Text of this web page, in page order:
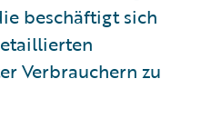
beschäftigt sich
Verbrauchern zu